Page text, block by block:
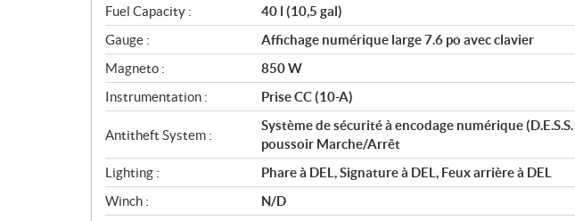
Fuel Capacity :
40 l (10,5 gal)
Gauge :
Affichage numérique large 7.6 po avec clavier
Magneto :
850 W
Instrumentation :
Prise CC (10-A)
Antitheft System :
Système de sécurité à encodage numérique (D.E.S.S.
poussoir Marche/Arrêt
Lighting :
Phare à DEL, Signature à DEL, Feux arrière à DEL
Winch :
N/D